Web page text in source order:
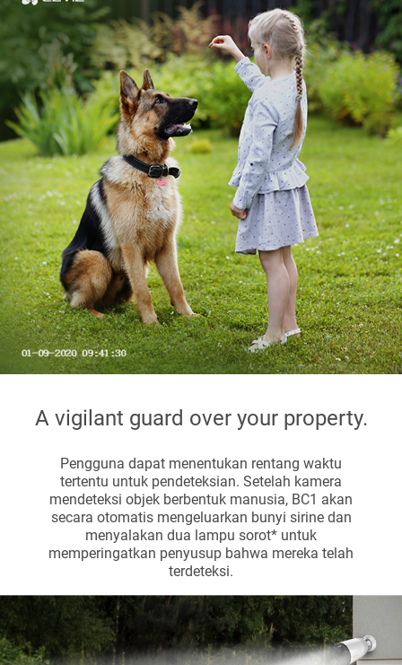
A vigilant guard over your property.
Pengguna dapat menentukan rentang waktu
tertentu untuk pendeteksian. Setelah kamera
mendeteksi objek berbentuk manusia, BC1 akan
secara otomatis mengeluarkan bunyi sirine dan
menyalakan dua lampu sorot* untuk
memperingatkan penyusup bahwa mereka telah
terdeteksi.